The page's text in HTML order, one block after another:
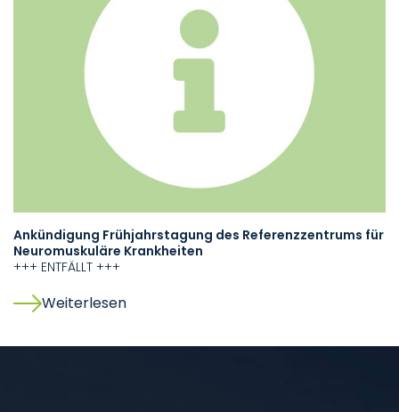
Ankündigung Frühjahrstagung des Referenzzentrums für
Neuromuskuläre Krankheiten
+++ ENTFÄLLT +++
Weiterlesen